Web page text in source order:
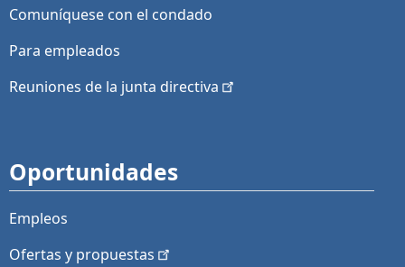
Comuníquese con el condado
Para empleados
Reuniones de la junta directiva
Oportunidades
Empleos
Ofertas y propuestas